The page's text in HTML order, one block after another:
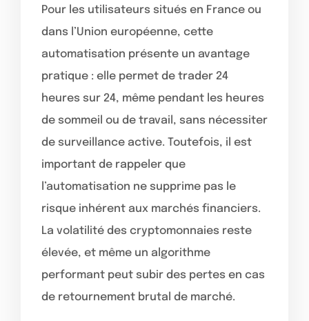
Pour les utilisateurs situés en France ou
dans l’Union européenne, cette
automatisation présente un avantage
pratique : elle permet de trader 24
heures sur 24, même pendant les heures
de sommeil ou de travail, sans nécessiter
de surveillance active. Toutefois, il est
important de rappeler que
l’automatisation ne supprime pas le
risque inhérent aux marchés financiers.
La volatilité des cryptomonnaies reste
élevée, et même un algorithme
performant peut subir des pertes en cas
de retournement brutal de marché.